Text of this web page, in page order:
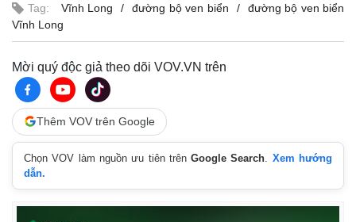
Tag: Vĩnh Long đường bộ ven biển
đường bộ ven biển
Vĩnh Long
Mời quý độc giả theo dõi VOV.VN trên
Thêm VOV trên Google
Chọn VOV làm nguồn ưu tiên trênGoogle Search
Xem hướng
dẫn.